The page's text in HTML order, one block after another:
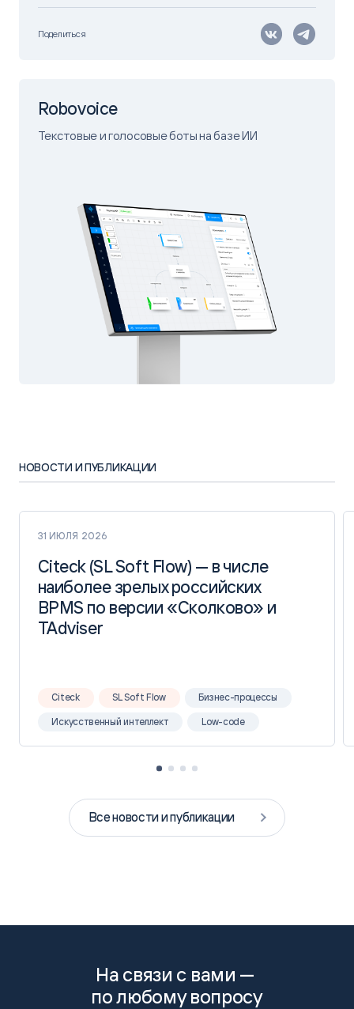
Поделиться
Robovoice
Текстовые и голосовые боты на базе ИИ
НОВОСТИ И ПУБЛИКАЦИИ
31 ИЮЛЯ 2026
Citeck (SL Soft Flow) — в числе
наиболее зрелых российских
BPMS по версии «Сколково» и
TAdviser
Citeck (SL Soft Flow) — в числе
наиболее зрелых российских
BPMS по версии «Сколково» и
TAdviser
Citeck SL Soft Flow Бизнес-процессы
Искусственный интеллект Low-code
Все новости и публикации
На связи с вами —
по любому вопросу